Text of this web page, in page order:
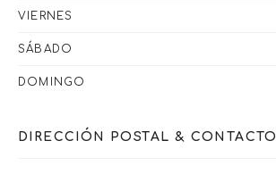
VIERNES
SÁBADO
DOMINGO
DIRECCIÓN POSTAL & CONTACTO